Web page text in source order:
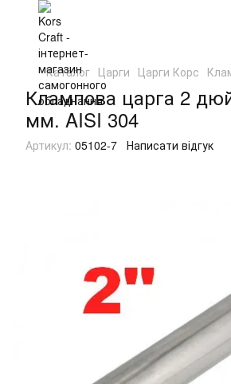
Каталог Царги Царги Корс
Клампова царга 2
мм. AISI 304
Артикул: 05102-7 Написати відгук